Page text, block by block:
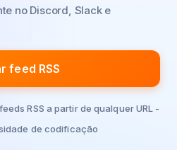
no Discord, Slack e
feed RSS
RSS a partir de qualquer URL -
de codificação